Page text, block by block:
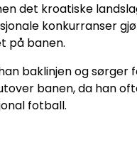
det kroatiske
konkurranser
på banen.
baklinjen og sørger
banen, da han
fotball.